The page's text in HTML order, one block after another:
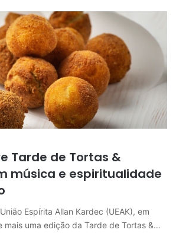
Tarde de Tortas &
música e espiritualidade
Espírita Allan Kardec (UEAK), em
mais uma edição da Tarde de Tortas &…